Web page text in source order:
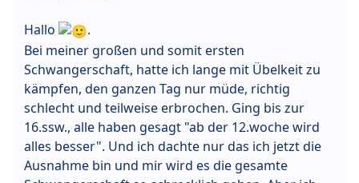
Hallo
.
Bei meiner großen und somit ersten
Schwangerschaft, hatte ich lange mit Übelkeit zu
kämpfen, den ganzen Tag nur müde, richtig
schlecht und teilweise erbrochen. Ging bis zur
16.ssw., alle haben gesagt "ab der 12.woche wird
alles besser". Und ich dachte nur das ich jetzt die
Ausnahme bin und mir wird es die gesamte